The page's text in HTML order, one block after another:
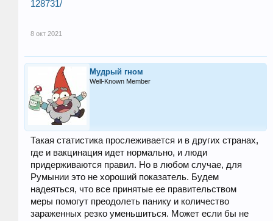
128731/
8 окт 2021
Мудрый гном
Well-Known Member
Такая статистика прослеживается и в других странах,
где и вакцинация идет нормально, и люди
придерживаются правил. Но в любом случае, для
Румынии это не хороший показатель. Будем
надеяться, что все принятые ее правительством
меры помогут преодолеть панику и количество
зараженных резко уменьшиться. Может если бы не